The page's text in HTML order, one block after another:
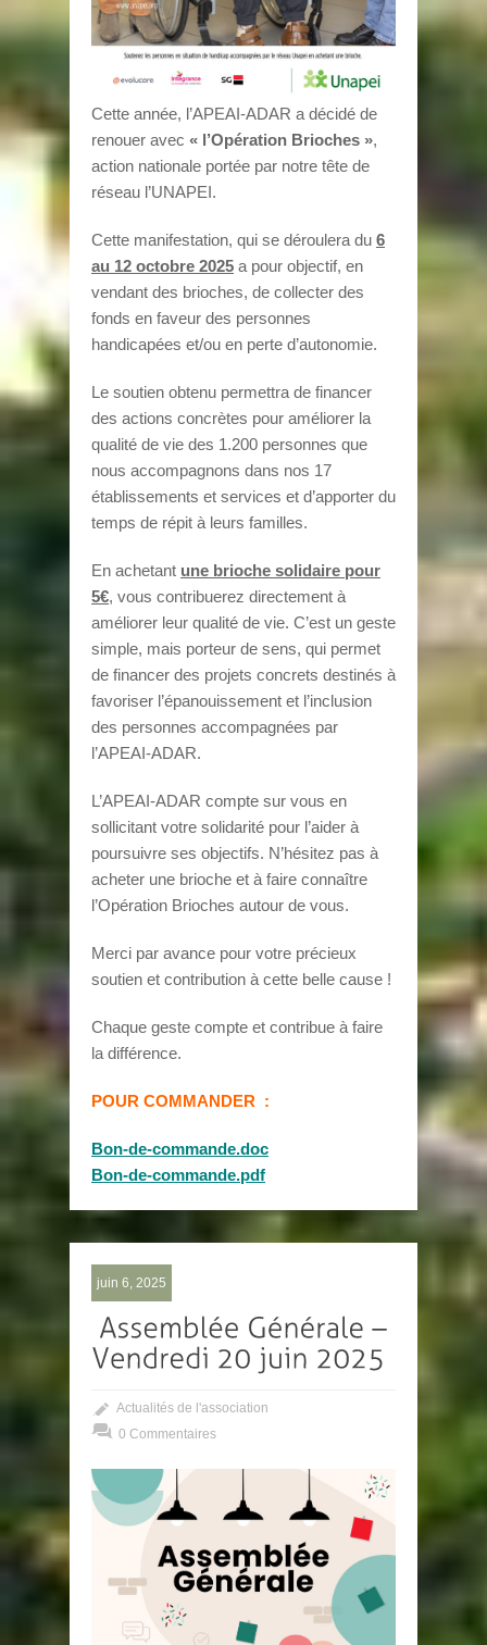
Cette année, l’APEAI-ADAR a décidé de
renouer avec « l’Opération Brioches »,
action nationale portée par notre tête de
réseau l’UNAPEI.
Cette manifestation, qui se déroulera du 6
au 12 octobre 2025 a pour objectif, en
vendant des brioches, de collecter des
fonds en faveur des personnes
handicapées et/ou en perte d’autonomie.
Le soutien obtenu permettra de financer
des actions concrètes pour améliorer la
qualité de vie des 1.200 personnes que
nous accompagnons dans nos 17
établissements et services et d’apporter du
temps de répit à leurs familles.
En achetant une brioche solidaire pour
5€, vous contribuerez directement à
améliorer leur qualité de vie. C’est un geste
simple, mais porteur de sens, qui permet
de financer des projets concrets destinés à
favoriser l’épanouissement et l’inclusion
des personnes accompagnées par
l’APEAI-ADAR.
L’APEAI-ADAR compte sur vous en
sollicitant votre solidarité pour l’aider à
poursuivre ses objectifs. N’hésitez pas à
acheter une brioche et à faire connaître
l’Opération Brioches autour de vous.
Merci par avance pour votre précieux
soutien et contribution à cette belle cause !
Chaque geste compte et contribue à faire
la différence.
POUR COMMANDER :
Bon-de-commande.doc
Bon-de-commande.pdf
juin 6, 2025
Actualités de l'association
0 Commentaires